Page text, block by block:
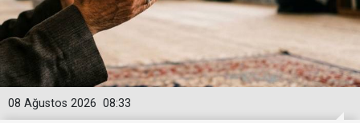
08:33
08 Ağustos 2026